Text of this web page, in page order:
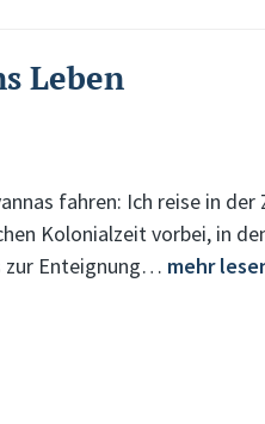
Leben
fahren: Ich reise in
Kolonialzeit vorbei, in
zur Enteignung… mehr